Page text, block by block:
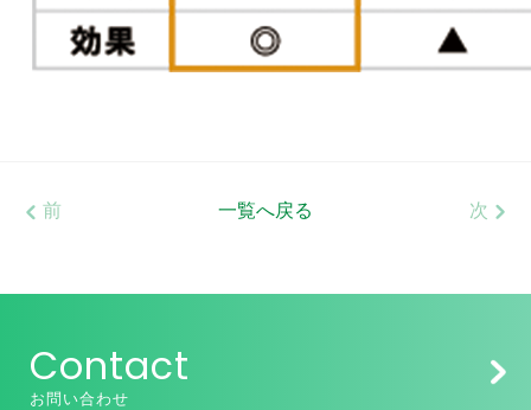
前 一覧へ戻る 次
Contact
お問い合わせ